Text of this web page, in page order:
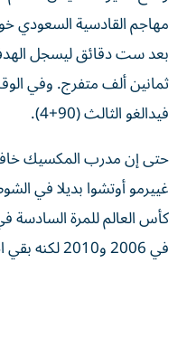
مهاجم القادسية السعودي
بعد ست دقائق ليسجل
ثمانين ألف متفرج. وفي
فيدالغو الثالث (90+4).
حتى إن مدرب المكسيك
غييرمو أوتشوا بديلا في
كأس العالم للمرة السادسة
في 2006 و2010 لكنه بقي احتياطيا).